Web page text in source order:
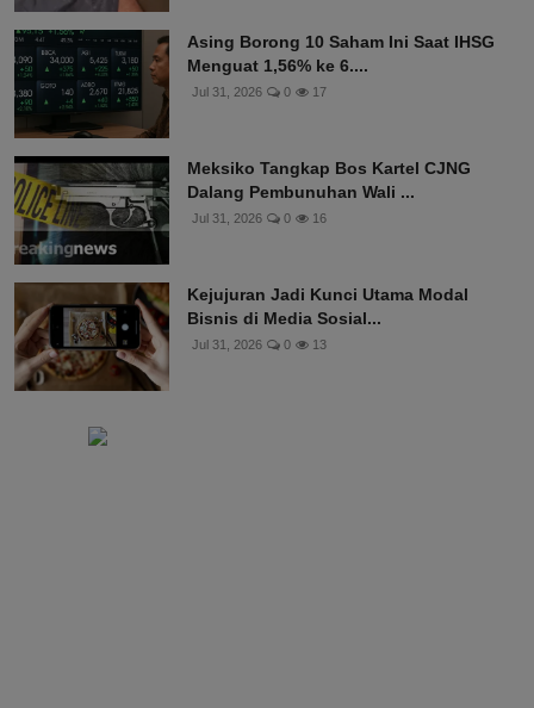
Asing Borong 10 Saham Ini Saat IHSG
Menguat 1,56% ke 6....
Jul 31, 2026 0 17
Meksiko Tangkap Bos Kartel CJNG
Dalang Pembunuhan Wali ...
Jul 31, 2026 0 16
Kejujuran Jadi Kunci Utama Modal
Bisnis di Media Sosial...
Jul 31, 2026 0 13